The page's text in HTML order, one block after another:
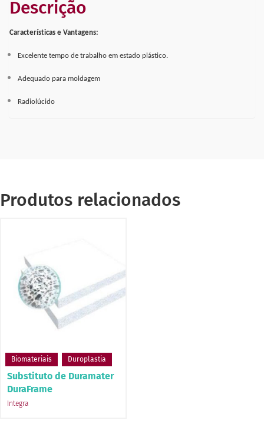
Descrição
Características e Vantagens:
Excelente tempo de trabalho em estado plástico.
Adequado para moldagem
Radiolúcido
Produtos relacionados
Biomateriais Duroplastia
Substituto de Duramater
DuraFrame
Integra